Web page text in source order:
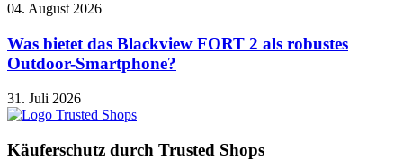
04. August 2026
Was bietet das Blackview FORT 2 als robustes
Outdoor-Smartphone?
31. Juli 2026
Käuferschutz durch Trusted Shops